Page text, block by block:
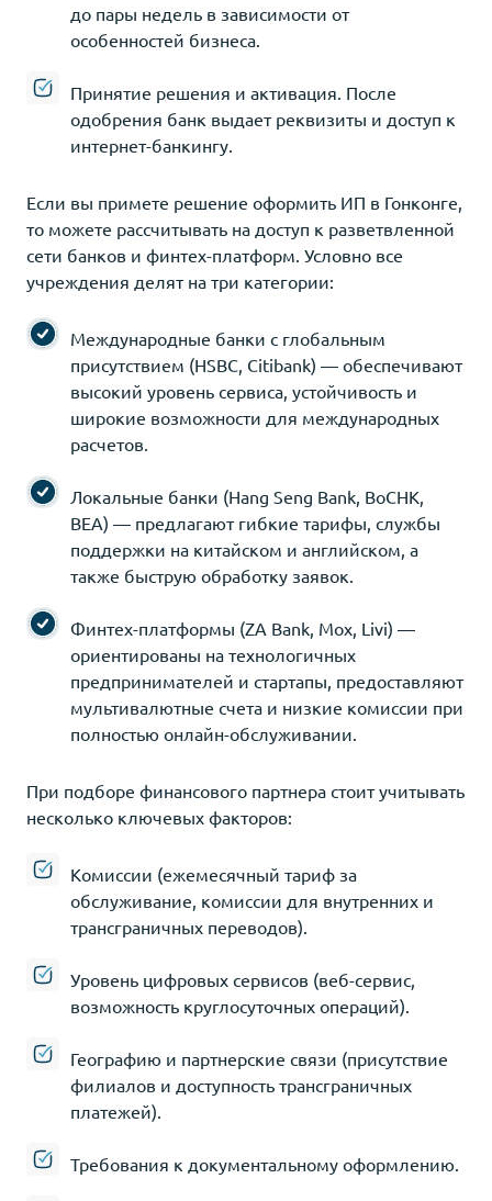
до пары недель в зависимости от
особенностей бизнеса.
Принятие решения и активация. После
одобрения банк выдает реквизиты и доступ к
интернет-банкингу.
Если вы примете решение оформить ИП в Гонконге,
то можете рассчитывать на доступ к разветвленной
сети банков и финтех-платформ. Условно все
учреждения делят на три категории:
Международные банки с глобальным
присутствием (HSBC, Citibank) — обеспечивают
высокий уровень сервиса, устойчивость и
широкие возможности для международных
расчетов.
Локальные банки (Hang Seng Bank, BoCHK,
BEA) — предлагают гибкие тарифы, службы
поддержки на китайском и английском, а
также быструю обработку заявок.
Финтех-платформы (ZA Bank, Mox, Livi) —
ориентированы на технологичных
предпринимателей и стартапы, предоставляют
мультивалютные счета и низкие комиссии при
полностью онлайн-обслуживании.
При подборе финансового партнера стоит учитывать
несколько ключевых факторов:
Комиссии (ежемесячный тариф за
обслуживание, комиссии для внутренних и
трансграничных переводов).
Уровень цифровых сервисов (веб-сервис,
возможность круглосуточных операций).
Географию и партнерские связи (присутствие
филиалов и доступность трансграничных
платежей).
Требования к документальному оформлению.